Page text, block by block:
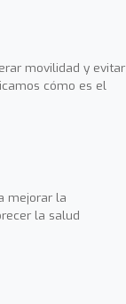
movilidad y evitar
cómo es el
mejorar la
la salud